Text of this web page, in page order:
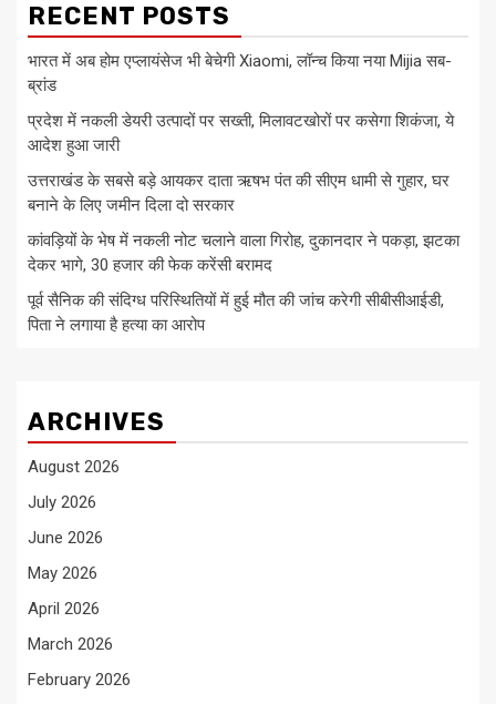
RECENT POSTS
भारत में अब होम एप्लायंसेज भी बेचेगी Xiaomi, लॉन्च किया नया Mijia सब-
ब्रांड
प्रदेश में नकली डेयरी उत्पादों पर सख्ती, मिलावटखोरों पर कसेगा शिकंजा, ये
आदेश हुआ जारी
उत्तराखंड के सबसे बड़े आयकर दाता ऋषभ पंत की सीएम धामी से गुहार, घर
बनाने के लिए जमीन दिला दो सरकार
कांवड़ियों के भेष में नकली नोट चलाने वाला गिरोह, दुकानदार ने पकड़ा, झटका
देकर भागे, 30 हजार की फेक करेंसी बरामद
पूर्व सैनिक की संदिग्ध परिस्थितियों में हुई मौत की जांच करेगी सीबीसीआईडी,
पिता ने लगाया है हत्या का आरोप
ARCHIVES
August 2026
July 2026
June 2026
May 2026
April 2026
March 2026
February 2026